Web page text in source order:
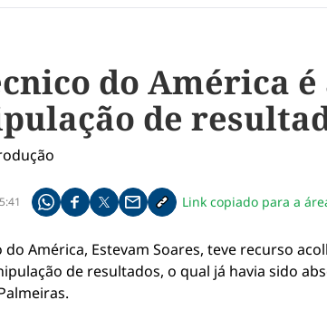
do América
de
Compartilhe pelo whatsapp
Compartilhar no facebook
Compartilhar no twitter
Compartilhe pelo email
Copiar link da notícia
Link copiado para a
do América, Estevam Soares, teve recurso
de resultados, o qual já havia sido